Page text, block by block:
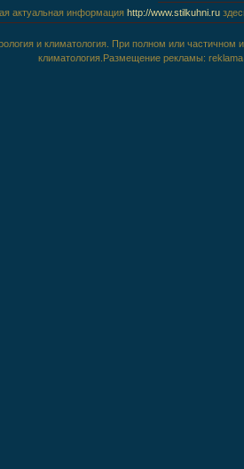
актуальная информация http://www.stilkuhni.ru
и климатология. При полном или частичном
климатология.Размещение рекламы: